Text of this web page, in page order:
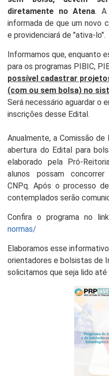
diretamente no Atena. A
informada de que um novo
e providenciará de "ativa-lo".
Informamos que, enquanto
para os programas PIBIC,
possível cadastrar
(com ou sem bolsa) no
Será necessário aguardar o
inscrições desse Edital.
Anualmente, a Comissão
abertura do Edital para
elaborado pela Pró-
alunos possam
CNPq. Após o processo
contemplados serão
Confira o programa no link
normas/
Elaboramos esse
orientadores e bolsistas de
solicitamos que seja lido até